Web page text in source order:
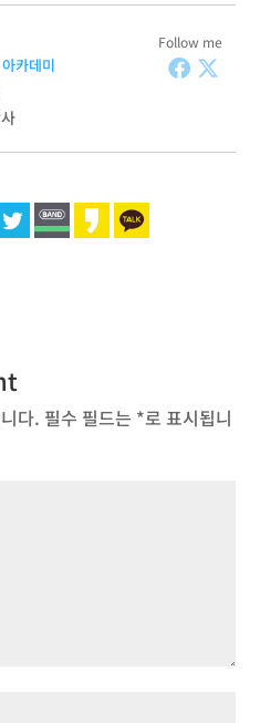
Follow me
카데미
다. 필수 필드는 *로 표시됩니